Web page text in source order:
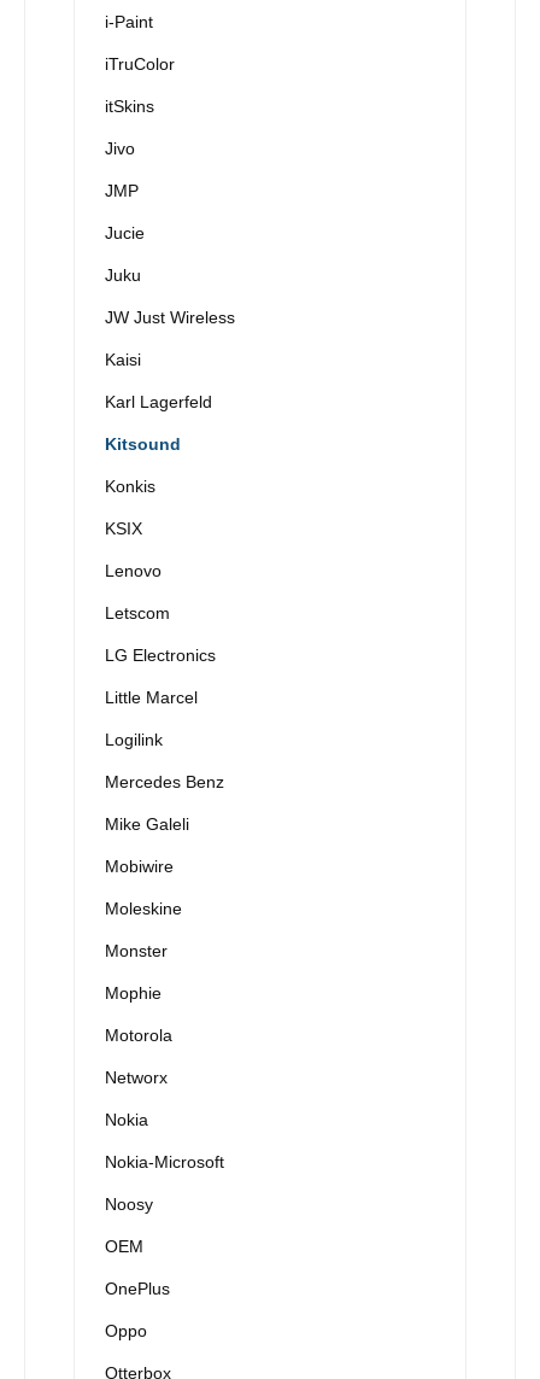
i-Paint
iTruColor
itSkins
Jivo
JMP
Jucie
Juku
JW Just Wireless
Kaisi
Karl Lagerfeld
Kitsound
Konkis
KSIX
Lenovo
Letscom
LG Electronics
Little Marcel
Logilink
Mercedes Benz
Mike Galeli
Mobiwire
Moleskine
Monster
Mophie
Motorola
Networx
Nokia
Nokia-Microsoft
Noosy
OEM
OnePlus
Oppo
Otterbox